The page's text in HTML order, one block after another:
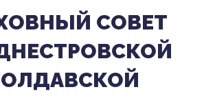
CОВЕТ